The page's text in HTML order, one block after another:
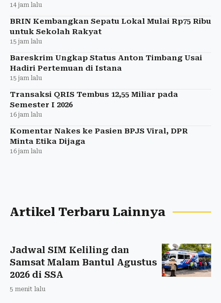
14 jam lalu
BRIN Kembangkan Sepatu Lokal Mulai Rp75 Ribu
untuk Sekolah Rakyat
15 jam lalu
Bareskrim Ungkap Status Anton Timbang Usai
Hadiri Pertemuan di Istana
15 jam lalu
Transaksi QRIS Tembus 12,55 Miliar pada
Semester I 2026
16 jam lalu
Komentar Nakes ke Pasien BPJS Viral, DPR
Minta Etika Dijaga
16 jam lalu
Artikel Terbaru Lainnya
Jadwal SIM Keliling dan
Samsat Malam Bantul Agustus
2026 di SSA
5 menit lalu